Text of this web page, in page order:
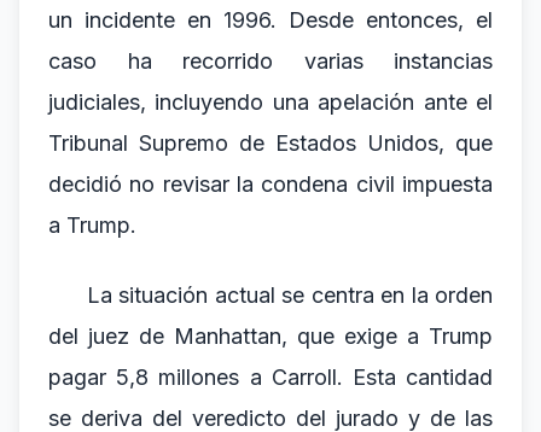
un incidente en 1996. Desde entonces, el
caso ha recorrido varias instancias
judiciales, incluyendo una apelación ante el
Tribunal Supremo de Estados Unidos, que
decidió no revisar la condena civil impuesta
a Trump.
La situación actual se centra en la orden
del juez de Manhattan, que exige a Trump
pagar 5,8 millones a Carroll. Esta cantidad
se deriva del veredicto del jurado y de las